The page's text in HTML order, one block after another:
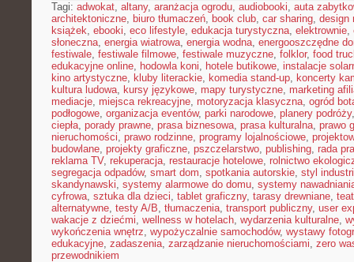
Tagi: adwokat, altany, aranżacja ogrodu, audiobooki, auta
architektoniczne, biuro tłumaczeń, book club, car sharing, design
książek, ebooki, eco lifestyle, edukacja turystyczna, elektrownie,
słoneczna, energia wiatrowa, energia wodna, energooszczędne
festiwale, festiwale filmowe, festiwale muzyczne, folklor, food
edukacyjne online, hodowla koni, hotele butikowe, instalacje
kino artystyczne, kluby literackie, komedia stand-up, koncerty
kultura ludowa, kursy językowe, mapy turystyczne, marketing
mediacje, miejsca rekreacyjne, motoryzacja klasyczna, ogród
podłogowe, organizacja eventów, parki narodowe, planery podróży
ciepła, porady prawne, prasa biznesowa, prasa kulturalna, prawo
nieruchomości, prawo rodzinne, programy lojalnościowe,
budowlane, projekty graficzne, pszczelarstwo, publishing, rada
reklama TV, rekuperacja, restauracje hotelowe, rolnictwo
segregacja odpadów, smart dom, spotkania autorskie, styl
skandynawski, systemy alarmowe do domu, systemy
cyfrowa, sztuka dla dzieci, tablet graficzny, tarasy drewniane,
alternatywne, testy A/B, tłumaczenia, transport publiczny, user
wakacje z dziećmi, wellness w hotelach, wydarzenia kulturalne,
wykończenia wnętrz, wypożyczalnie samochodów, wystawy
edukacyjne, zadaszenia, zarządzanie nieruchomościami, zero
przewodnikiem